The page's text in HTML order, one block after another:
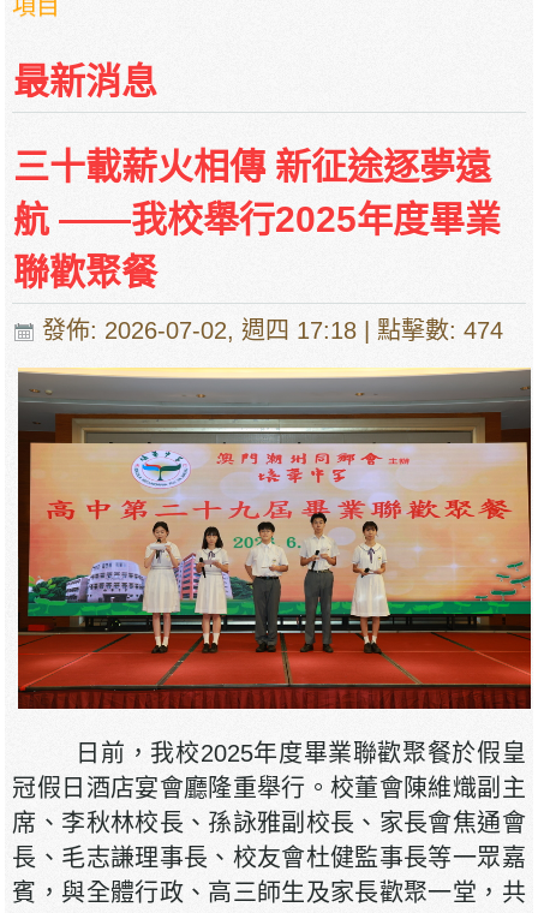
最新消息
三十載薪火相傳 新征途逐夢遠
航 ——我校舉行2025年度畢業
聯歡聚餐
發佈: 2026-07-02, 週四 17:18 | 點擊數: 474
日前，我校2025年度畢業聯歡聚餐於假皇
冠假日酒店宴會廳隆重舉行。校董會陳維熾副主
席、李秋林校長、孫詠雅副校長、家長會焦通會
長、毛志謙理事長、校友會杜健監事長等一眾嘉
賓，與全體行政、高三師生及家長歡聚一堂，共